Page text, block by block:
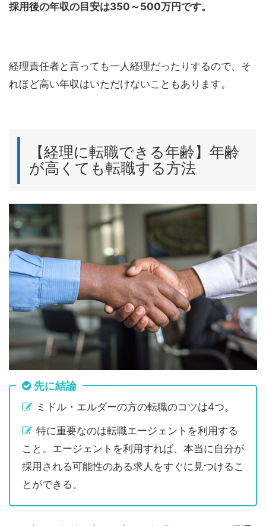
採用後の年収の目安は350～500万円です。
経理責任者と言っても一人経理だったりするので、そ
れほど高い年収はいただけないこともあります。
【経理に転職できる年齢】年齢
が高くても転職する方法
先に結論
ミドル・エルダーの方の転職のコツは4つ。
特に重要なのは転職エージェントを利用する
こと。エージェントを利用すれば、本当に自分が
採用される可能性のある求人をすぐに見つけるこ
とができる。